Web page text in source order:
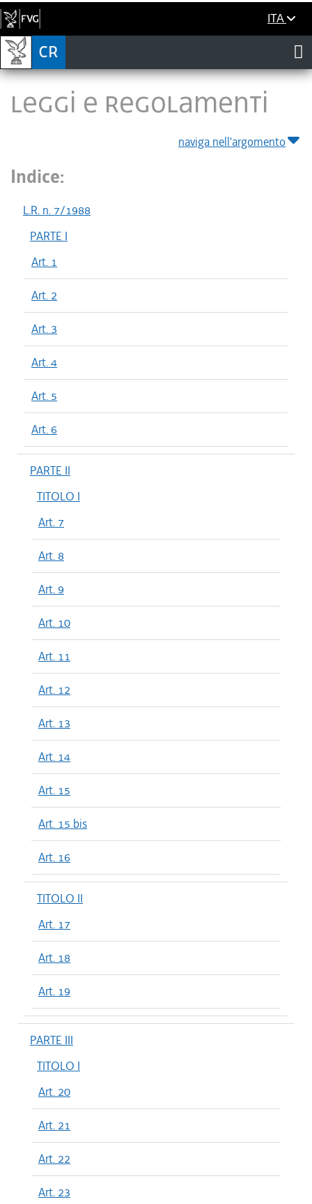
ITA
LEGGI E REGOLAMENTI
naviga nell'argomento
Indice:
L.R. n. 7/1988
PARTE I
Art. 1
Art. 2
Art. 3
Art. 4
Art. 5
Art. 6
PARTE II
TITOLO I
Art. 7
Art. 8
Art. 9
Art. 10
Art. 11
Art. 12
Art. 13
Art. 14
Art. 15
Art. 15 bis
Art. 16
TITOLO II
Art. 17
Art. 18
Art. 19
PARTE III
TITOLO I
Art. 20
Art. 21
Art. 22
Art. 23